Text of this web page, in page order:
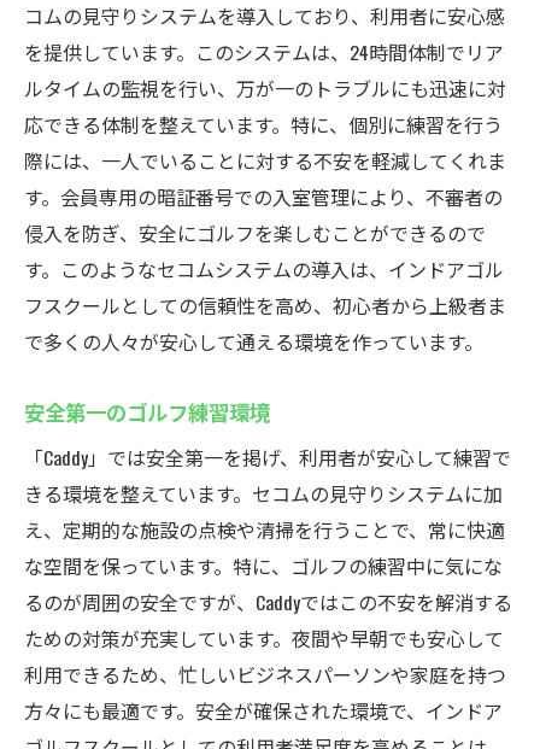
コムの見守りシステムを導入しており、利用者に安心感
を提供しています。このシステムは、24時間体制でリア
ルタイムの監視を行い、万が一のトラブルにも迅速に対
応できる体制を整えています。特に、個別に練習を行う
際には、一人でいることに対する不安を軽減してくれま
す。会員専用の暗証番号での入室管理により、不審者の
侵入を防ぎ、安全にゴルフを楽しむことができるので
す。このようなセコムシステムの導入は、インドアゴル
フスクールとしての信頼性を高め、初心者から上級者ま
で多くの人々が安心して通える環境を作っています。
安全第一のゴルフ練習環境
「Caddy」では安全第一を掲げ、利用者が安心して練習で
きる環境を整えています。セコムの見守りシステムに加
え、定期的な施設の点検や清掃を行うことで、常に快適
な空間を保っています。特に、ゴルフの練習中に気にな
るのが周囲の安全ですが、Caddyではこの不安を解消する
ための対策が充実しています。夜間や早朝でも安心して
利用できるため、忙しいビジネスパーソンや家庭を持つ
方々にも最適です。安全が確保された環境で、インドア